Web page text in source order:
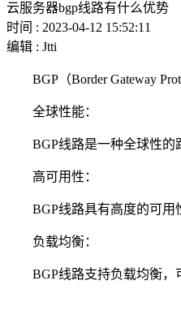
云服务器bgp线路有什么优势
时间 : 2023-04-12 15:52:11
编辑 : Jtti
BGP（Border Gateway
全球性能：
BGP线路是一种全球性的路
高可用性：
BGP线路具有高度的可用性
负载均衡：
BGP线路支持负载均衡，可